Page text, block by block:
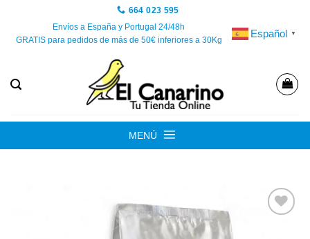
contenido
664 023 595
Envíos a España y Portugal 24/48h
GRATIS para pedidos de más de 50€ inferiores a 30Kg
Español ▼
MENÚ